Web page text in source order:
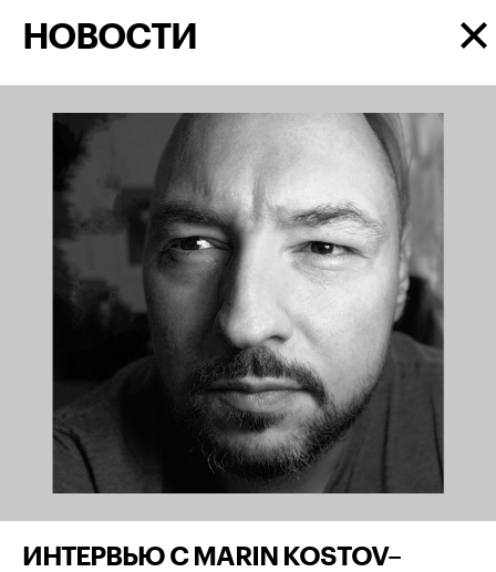
НОВОСТИ
ИНТЕРВЬЮ С MARIN KOSTOV–